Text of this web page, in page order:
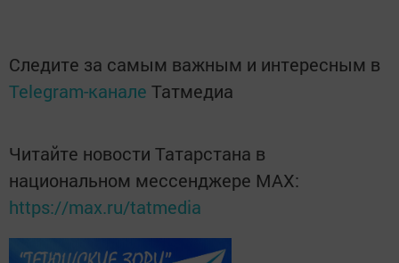
Следите за самым важным и интересным в
Telegram-канале Татмедиа
Читайте новости Татарстана в
национальном мессенджере MАХ:
https://max.ru/tatmedia